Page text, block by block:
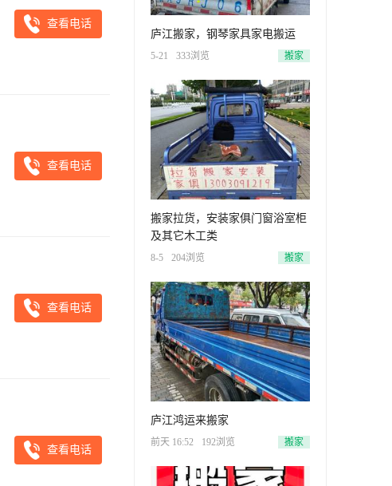
查看电话
查看电话
查看电话
查看电话
庐江搬家，钢琴家具家电搬运
5-21 333浏览 搬家
搬家拉货，安装家俱门窗浴室柜
及其它木工类
8-5 204浏览 搬家
庐江鸿运来搬家
前天 16:52 192浏览 搬家